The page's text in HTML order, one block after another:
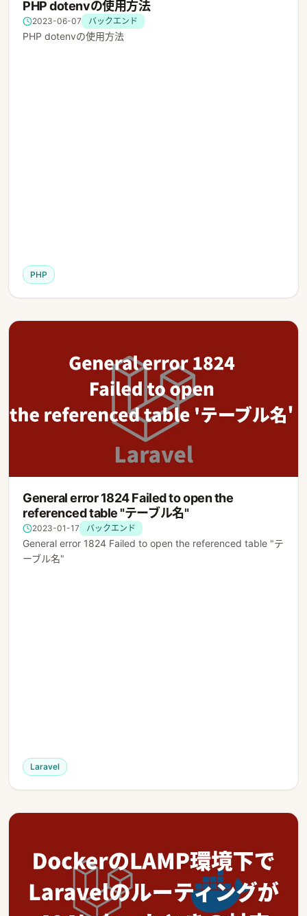
PHP dotenvの使用方法
2023-06-07 バックエンド
PHP dotenvの使用方法
PHP
General error 1824 Failed to open the
referenced table "テーブル名"
2023-01-17 バックエンド
General error 1824 Failed to open the referenced table "テ
ーブル名"
Laravel